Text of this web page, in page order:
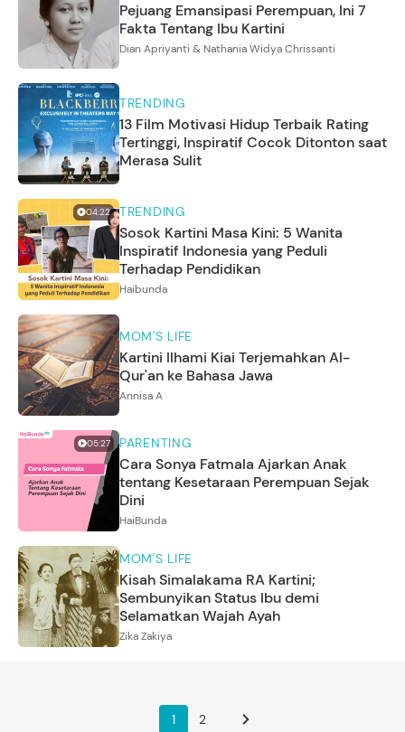
Pejuang Emansipasi Perempuan, Ini 7
Fakta Tentang Ibu Kartini
Dian Apriyanti & Nathania Widya Chrissanti
TRENDING
13 Film Motivasi Hidup Terbaik Rating
Tertinggi, Inspiratif Cocok Ditonton saat
Merasa Sulit
04:22 TRENDING
Sosok Kartini Masa Kini: 5 Wanita
Inspiratif Indonesia yang Peduli
Terhadap Pendidikan
Haibunda
MOM'S LIFE
Kartini Ilhami Kiai Terjemahkan Al-
Qur'an ke Bahasa Jawa
Annisa A
05:27 PARENTING
Cara Sonya Fatmala Ajarkan Anak
tentang Kesetaraan Perempuan Sejak
Dini
HaiBunda
MOM'S LIFE
Kisah Simalakama RA Kartini;
Sembunyikan Status Ibu demi
Selamatkan Wajah Ayah
Zika Zakiya
1 2